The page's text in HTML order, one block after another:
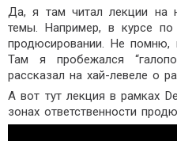
Да, я там читал лекции на
темы. Например, в курсе
продюсировании. Не помню,
Там я пробежался
рассказал на хай-левеле о
А вот тут лекция в рамках
зонах ответственности